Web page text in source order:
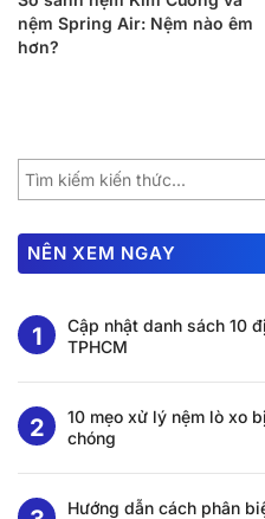
nệm Spring Air: Nệm nào êm
hơn?
NÊN XEM NGAY
Cập nhật danh sách 10
TPHCM
10 mẹo xử lý nệm lò xo
chóng
Hướng dẫn cách phân